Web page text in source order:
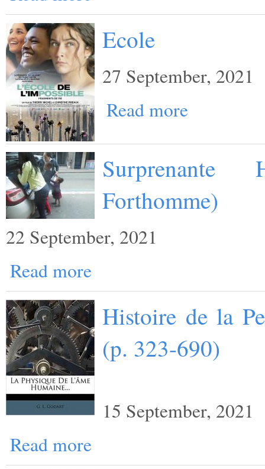
Ecole
27 September, 2021
Read more
Surprenante
Forthomme)
22 September, 2021
Read more
Histoire de la
(p. 323-690)
15 September, 2021
Read more